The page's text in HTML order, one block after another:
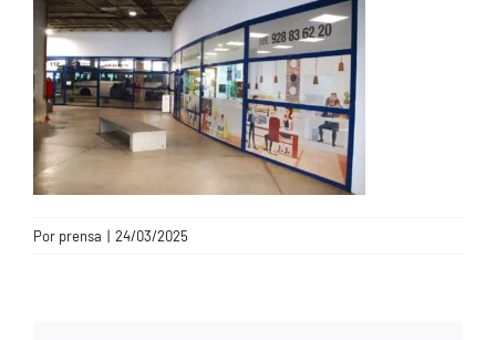
CONTACTO
Por prensa | 24/03/2025